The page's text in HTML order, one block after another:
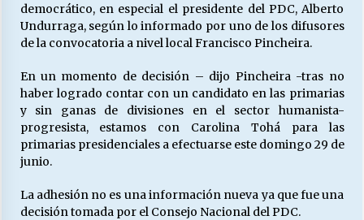
democrático, en especial el presidente del PDC, Alberto
Undurraga, según lo informado por uno de los difusores
de la convocatoria a nivel local Francisco Pincheira.
En un momento de decisión – dijo Pincheira -tras no
haber logrado contar con un candidato en las primarias
y sin ganas de divisiones en el sector humanista-
progresista, estamos con Carolina Tohá para las
primarias presidenciales a efectuarse este domingo 29 de
junio.
La adhesión no es una información nueva ya que fue una
decisión tomada por el Consejo Nacional del PDC.